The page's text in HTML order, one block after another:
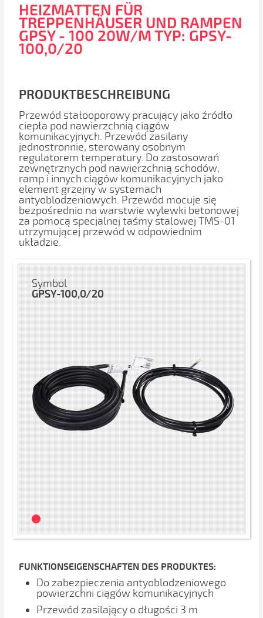
HEIZMATTEN FÜR
TREPPENHÄUSER UND RAMPEN
GPSY - 100 20W/M TYP: GPSY-
100,0/20
PRODUKTBESCHREIBUNG
Przewód stałooporowy pracujący jako źródło
ciepła pod nawierzchnią ciągów
komunikacyjnych. Przewód zasilany
jednostronnie, sterowany osobnym
regulatorem temperatury. Do zastosowań
zewnętrznych pod nawierzchnią schodów,
ramp i innych ciągów komunikacyjnych jako
element grzejny w systemach
antyoblodzeniowych. Przewód mocuje się
bezpośrednio na warstwie wylewki betonowej
za pomocą specjalnej taśmy stalowej TMS-01
utrzymującej przewód w odpowiednim
układzie.
Symbol
GPSY-100,0/20
FUNKTIONSEIGENSCHAFTEN DES PRODUKTES:
Do zabezpieczenia antyoblodzeniowego
powierzchni ciągów komunikacyjnych
Przewód zasilający o długości 3 m